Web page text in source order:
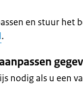
en stuur het
.
nodig als u een